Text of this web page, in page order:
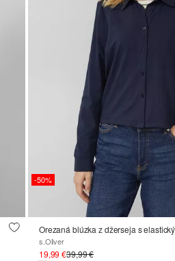
-50%
s.Oliver
19,99 €39,99 €